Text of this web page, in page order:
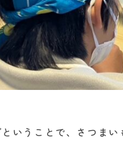
いうことで、さつま